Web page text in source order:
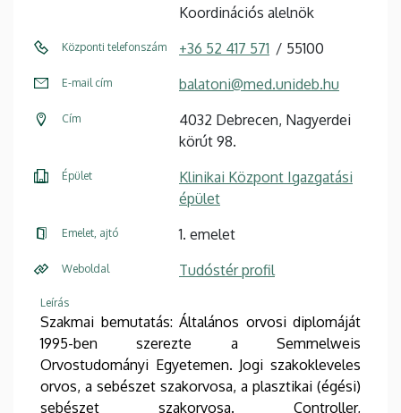
Koordinációs alelnök
Központi telefonszám +36 52 417 571 55100
E-mail cím balatoni@med.unideb.hu
Cím
4032 Debrecen, Nagyerdei
körút 98.
Épület
Klinikai Központ Igazgatási
épület
Emelet, ajtó 1. emelet
Weboldal Tudóstér profil
Leírás
Szakmai bemutatás: Általános orvosi diplomáját
1995-ben szerezte a Semmelweis
Orvostudományi Egyetemen. Jogi szakokleveles
orvos, a sebészet szakorvosa, a plasztikai (égési)
sebészet szakorvosa. Controller,